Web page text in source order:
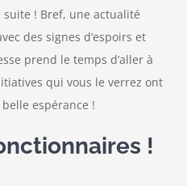
suite ! Bref, une actualité
des signes d’espoirs et
prend le temps d’aller à
qui vous le verrez ont
espérance !
!